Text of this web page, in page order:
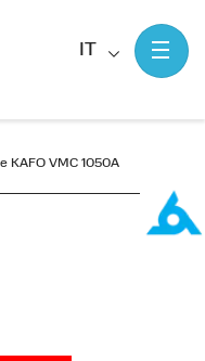
IT
KAFO VMC 1050A